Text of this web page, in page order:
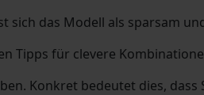
das Modell als sparsam
Tipps für clevere
Konkret bedeutet dies, dass